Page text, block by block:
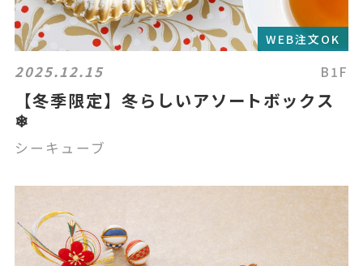
WEB注文OK
2025.12.15 B1F
【冬季限定】冬らしいアソートボックス
❄
シーキューブ